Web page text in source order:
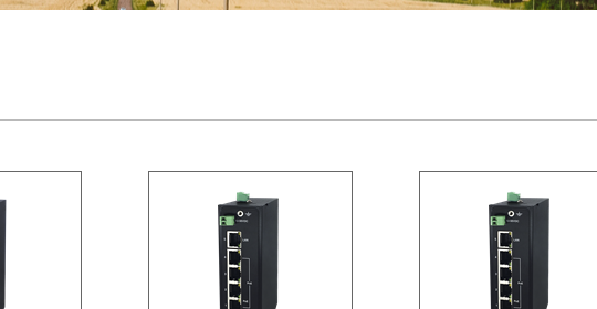
PoE Extender
PoE Überspannungsableiter
PoE Splitter
Backup PoE Cabinet
Kamera Gehäuse
Avigilon Solutions
90W bt PoE
NTS Server
PoE
PoE
PoE
Backup